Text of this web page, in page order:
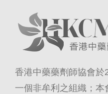
香港中藥藥劑師協會
一個非牟利之組織；